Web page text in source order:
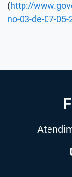
(http://
no-03-de-07-05-